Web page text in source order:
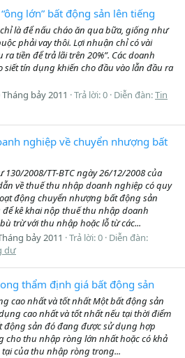
lớn” bất động sản lên tiếng
là để nấu cháo ăn qua bữa, giống như
phải vay thôi. Lợi nhuận chỉ có vài
tiền để trả lãi trên 20%”. Các doanh
siết tín dụng khiến cho đầu vào lẫn đầu ra
Tháng bảy 2011 Trả lời: 0 Diễn đàn:Tin
nghiệp về chuyển nhượng bất
130/2008/TT-BTC ngày 26/12/2008 của
về thuế thu nhập doanh nghiệp có quy
động chuyển nhượng bất động sản
kê khai nộp thuế thu nhập doanh
trừ với thu nhập hoặc lỗ từ các...
bảy 2011 Trả lời: 0 Diễn đàn:
dư
thẩm định giá bất động sản
cao nhất và tốt nhất Một bất động sản
cao nhất và tốt nhất nếu tại thời điểm
động sản đó đang được sử dụng hợp
cho thu nhập ròng lớn nhất hoặc có khả
của thu nhập ròng trong...